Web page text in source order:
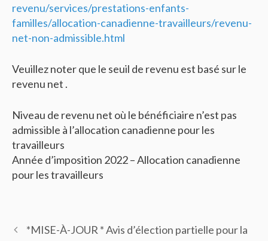
revenu/services/prestations-enfants-
familles/allocation-canadienne-travailleurs/revenu-
net-non-admissible.html
Veuillez noter que le seuil de revenu est basé sur le
revenu net .
Niveau de revenu net où le bénéficiaire n’est pas
admissible à l’allocation canadienne pour les
travailleurs
Année d’imposition 2022 – Allocation canadienne
pour les travailleurs
*MISE-À-JOUR * Avis d’élection partielle pour la